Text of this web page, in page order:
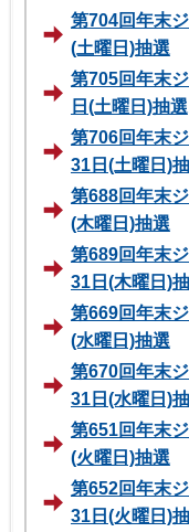
第704回年末
(土曜日)抽選
第705回年末
日(土曜日)抽選
第706回年末
31日(土曜日)
第688回年末
(木曜日)抽選
第689回年末
31日(木曜日)
第669回年末
(水曜日)抽選
第670回年末
31日(水曜日)
第651回年末
(火曜日)抽選
第652回年末
31日(火曜日)